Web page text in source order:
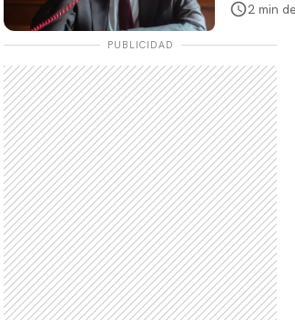
escritura
coraje"
2 min
PUBLICIDAD